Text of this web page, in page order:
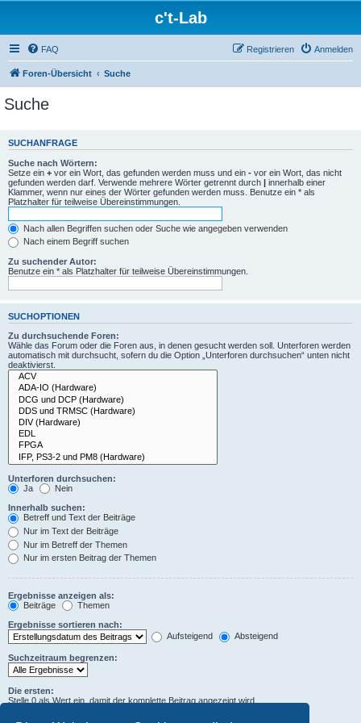
c't-Lab
FAQ Anmelden
Registrieren
Foren-Übersicht Suche
Suche
SUCHANFRAGE
Suche nach Wörtern:
Setze ein + vor ein Wort, das gefunden werden muss und ein - vor ein Wort, das nicht
gefunden werden darf. Verwende mehrere Wörter getrennt durch | innerhalb einer
Klammer, wenn nur eines der Wörter gefunden werden muss. Benutze ein * als
Platzhalter für teilweise Übereinstimmungen.
Nach allen Begriffen suchen oder Suche wie angegeben verwenden
Nach einem Begriff suchen
Zu suchender Autor:
Benutze ein * als Platzhalter für teilweise Übereinstimmungen.
SUCHOPTIONEN
Zu durchsuchende Foren:
Wähle das Forum oder die Foren aus, in denen gesucht werden soll. Unterforen werden
automatisch mit durchsucht, sofern du die Option „Unterforen durchsuchen“ unten nicht
deaktivierst.
Unterforen durchsuchen:
Ja
Nein
Innerhalb suchen:
Betreff und Text der Beiträge
Nur im Text der Beiträge
Nur im Betreff der Themen
Nur im ersten Beitrag der Themen
Ergebnisse anzeigen als:
Beiträge
Themen
Ergebnisse sortieren nach:
Aufsteigend
Absteigend
Suchzeitraum begrenzen:
Die ersten:
Stelle 0 als Wert ein, damit der komplette Beitrag angezeigt wird.